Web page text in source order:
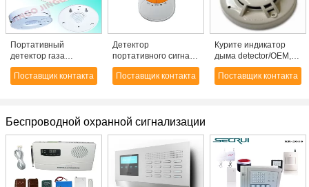
Портативный
детектор газа
датчика CO пожарной
сигнализации (окиси
Поставщик контакта
Детектор
портативного сигнала
тревоги окиси
углерода handheld
Поставщик контакта
Курите индикатор
дыма detector/OEM,
пожарную
сигнализацию,
Поставщик контакта
Беспроводной охранной сигнализации